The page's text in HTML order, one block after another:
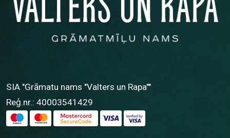
SIA "Grāmatu nams "Valters un Rapa""
Reģ.nr.: 40003541429